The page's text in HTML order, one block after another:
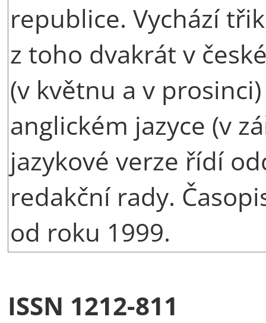
republice. Vychází
z toho dvakrát v
(v květnu a v
anglickém jazyce (v
jazykové verze řídí
redakční rady.
od roku 1999.
ISSN 1212-811